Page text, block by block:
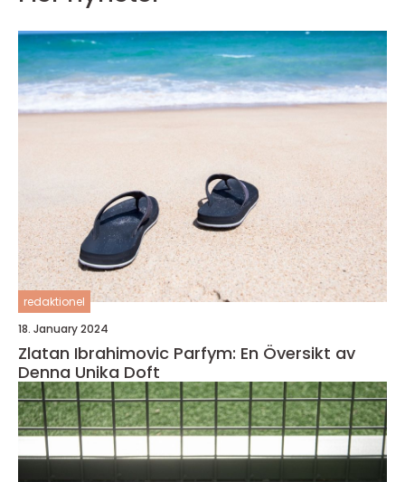
redaktionel
18. January 2024
Zlatan Ibrahimovic Parfym: En Översikt av
Denna Unika Doft